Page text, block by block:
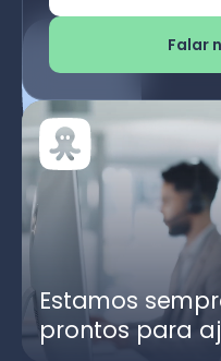
Falar
Estamos
prontos para